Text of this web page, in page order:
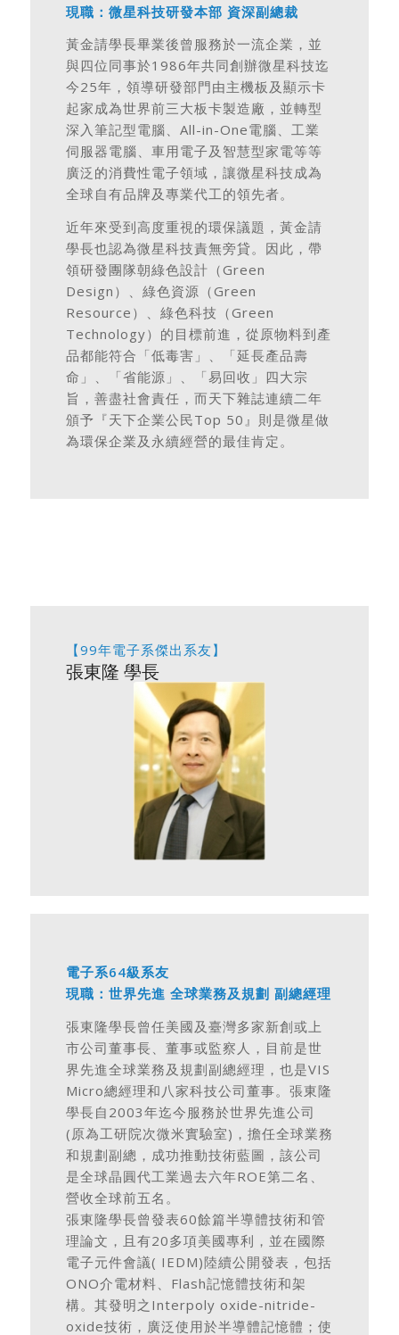
現職：微星科技研發本部 資深副總裁
黃金請學長畢業後曾服務於一流企業，並
與四位同事於1986年共同創辦微星科技迄
今25年，領導研發部門由主機板及顯示卡
起家成為世界前三大板卡製造廠，並轉型
深入筆記型電腦、All-in-One電腦、工業
伺服器電腦、車用電子及智慧型家電等等
廣泛的消費性電子領域，讓微星科技成為
全球自有品牌及專業代工的領先者。
近年來受到高度重視的環保議題，黃金請
學長也認為微星科技責無旁貸。因此，帶
領研發團隊朝綠色設計（Green
Design）、綠色資源（Green
Resource）、綠色科技（Green
Technology）的目標前進，從原物料到產
品都能符合「低毒害」、「延長產品壽
命」、「省能源」、「易回收」四大宗
旨，善盡社會責任，而天下雜誌連續二年
頒予『天下企業公民Top 50』則是微星做
為環保企業及永續經營的最佳肯定。
【99年電子系傑出系友】
張東隆 學長
電子系64級系友
現職：世界先進 全球業務及規劃 副總經理
張東隆學長曾任美國及臺灣多家新創或上
市公司董事長、董事或監察人，目前是世
界先進全球業務及規劃副總經理，也是VIS
Micro總經理和八家科技公司董事。張東隆
學長自2003年迄今服務於世界先進公司
(原為工研院次微米實驗室)，擔任全球業務
和規劃副總，成功推動技術藍圖，該公司
是全球晶圓代工業過去六年ROE第二名、
營收全球前五名。
張東隆學長曾發表60餘篇半導體技術和管
理論文，且有20多項美國專利，並在國際
電子元件會議( IEDM)陸續公開發表，包括
ONO介電材料、Flash記憶體技術和架
構。其發明之Interpoly oxide-nitride-
oxide技術，廣泛使用於半導體記憶體；使